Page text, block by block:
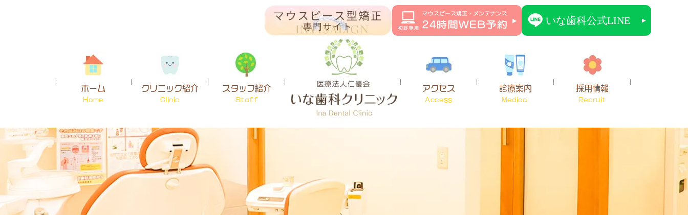
ホーム
Home
クリニック紹介
Clinic
スタッフ紹介
Staff
アクセス
Access
診療案内
Medical
採用情報
Recruit